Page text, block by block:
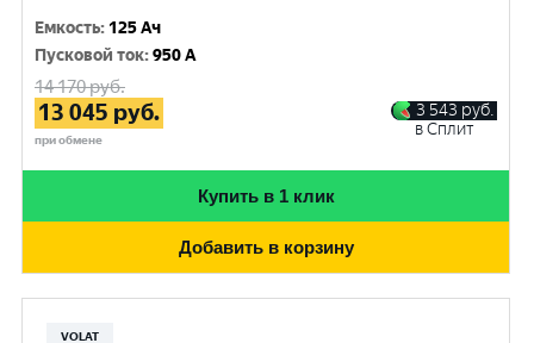
Емкость: 125 Ач
Пусковой ток:950 A
14 170руб.
13 045 руб.
при обмене
3 543 руб.
в Сплит
Купить в 1 клик
Добавить в корзину
VOLAT